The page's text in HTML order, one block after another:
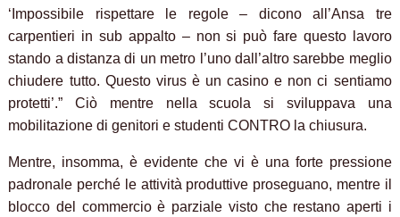
‘Impossibile rispettare le regole – dicono all’Ansa tre
carpentieri in sub appalto – non si può fare questo lavoro
stando a distanza di un metro l’uno dall’altro sarebbe meglio
chiudere tutto. Questo virus è un casino e non ci sentiamo
protetti’.”Ciò mentre nella scuola si sviluppava una
mobilitazione di genitori e studenti CONTRO la chiusura.
Mentre, insomma, è evidente che vi è una forte pressione
padronale perché le attività produttive proseguano, mentre il
blocco del commercio è parziale visto che restano aperti i